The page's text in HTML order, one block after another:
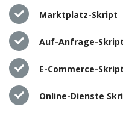
Marktplatz-Skript
Auf-Anfrage-Skript
E-Commerce-Skript
Online-Dienste